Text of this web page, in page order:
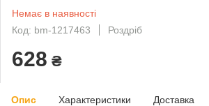
Немає в наявності
Код: bm-1217463
Роздріб
628 ₴
Опис Характеристики Доставка